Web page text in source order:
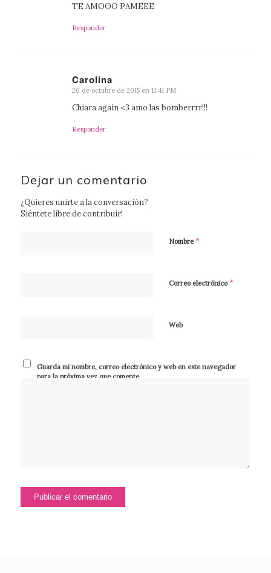
TE AMOOO PAMEEE
Responder
Carolina
Dice:
20 de octubre de 2015 en 11:41 PM
Chiara again <3 amo las bomberrrr!!!
Responder
Dejar un comentario
¿Quieres unirte a la conversación?
Siéntete libre de contribuir!
Nombre*
Correo electrónico*
Web
Guarda mi nombre, correo electrónico y web en este navegador
para la próxima vez que comente.